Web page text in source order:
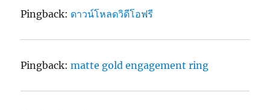
Pingback: ดาวน์โหลดวิดีโอฟรี
Pingback:matte gold engagement ring